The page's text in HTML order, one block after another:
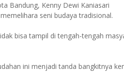
Bandung, Kenny Dewi Kaniasari
seni budaya tradisional.
bisa tampil di tengah-tengah
ini menjadi tanda bangkitnya